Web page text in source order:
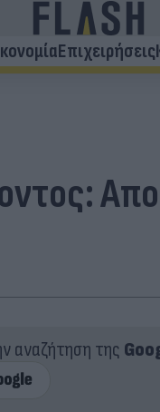
Επιχειρήσεις
αναζήτηση της